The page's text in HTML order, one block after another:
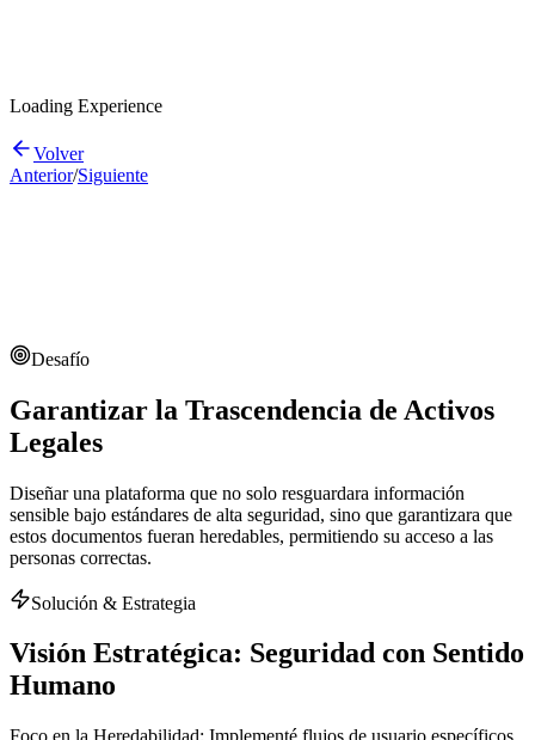
Loading Experience
Volver
Anterior/Siguiente
Desafío
Garantizar la Trascendencia de Activos
Legales
Diseñar una plataforma que no solo resguardara información
sensible bajo estándares de alta seguridad, sino que garantizara que
estos documentos fueran heredables, permitiendo su acceso a las
personas correctas.
Solución & Estrategia
Visión Estratégica: Seguridad con Sentido
Humano